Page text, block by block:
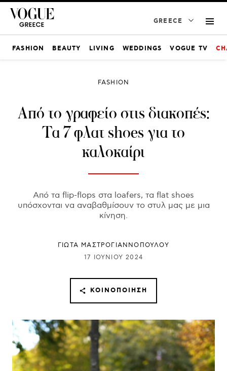
GREECE
FASHION BEAUTY LIVING WEDDINGS VOGUE TV
FASHION
Από το γραφείο στις διακοπές:
Τα 7 φλατ shoes για το
καλοκαίρι
Από τα flip-flops στα loafers, τα flat shoes
υπόσχονται να αναβαθμίσουν το στυλ μας με μια
κίνηση.
ΓΙΩΤΑ ΜΑΣΤΡΟΓΙΑΝΝΟΠΟΥΛΟΥ
17 ΙΟΥΝΊΟΥ 2024
ΚΟΙΝΟΠΟΊΗΣΗ